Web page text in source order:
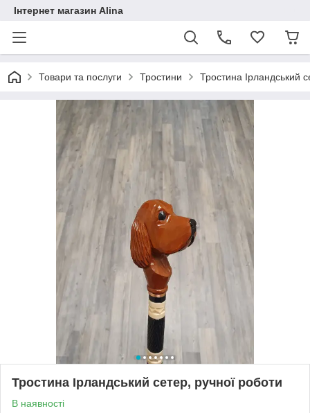
Інтернет магазин Alina
Товари та послуги Тростини Тростина Ірландський
Тростина Ірландський сетер, ручної роботи
В наявності